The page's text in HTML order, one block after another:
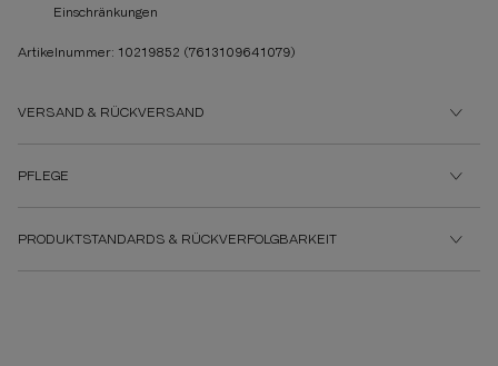
Einschränkungen
Artikelnummer: 10219852 (7613109641079)
VERSAND & RÜCKVERSAND
PFLEGE
PRODUKTSTANDARDS & RÜCKVERFOLGBARKEIT